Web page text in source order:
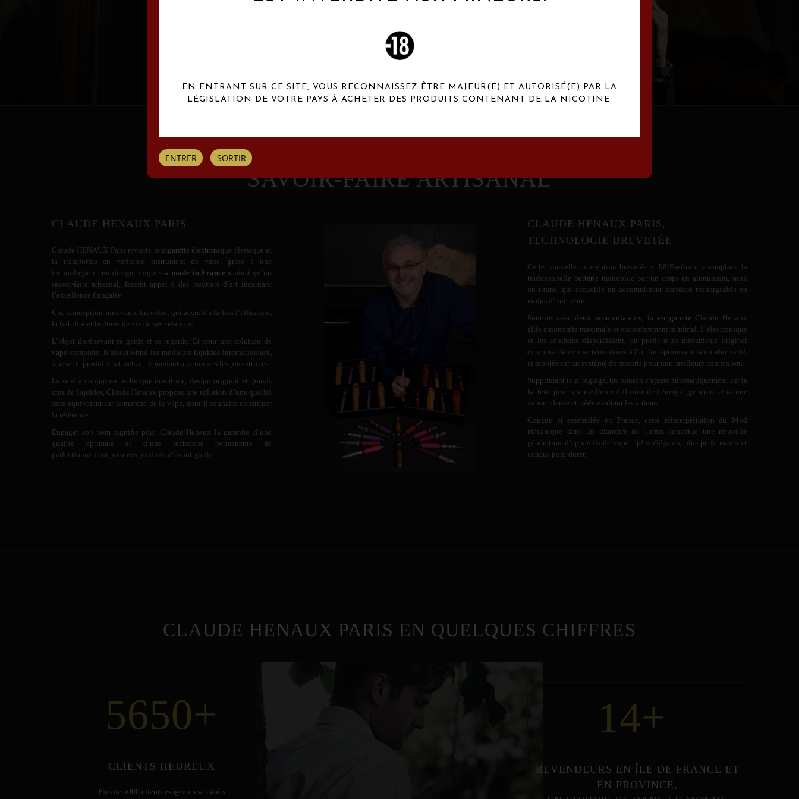
SAVOIR-FAIRE ARTISANAL
CLAUDE HENAUX PARIS
Claude HENAUX Paris revisite la cigarette électronique classique et
la transforme en véritable instrument de vape, grâce à une
technologie et un design uniques « made in France » ainsi qu’un
savoir-faire artisanal, faisant appel à des ouvriers d’art incarnant
l’excellence française.
Une conception innovante brevetée, qui accroît à la fois l’efficacité,
la fiabilité et la durée de vie de ses créations.
L’objet dorénavant se garde et se regarde. Et pour une solution de
vape complète, il sélectionne les meilleurs liquidesinternationaux,
à base de produits naturels et répondant aux normes les plus strictes.
Le seul à conjuguer technique novatrice, design original et grands
crus de liquides, Claude Henaux propose une solution d’une qualité
sans équivalent sur le marché de la vape, dont il souhaite constituer
la référence.
Engager son nom signifie pour Claude Henaux la garantie d’une
qualité optimale et d’une recherche permanente de
perfectionnement pour des produits d’avant-garde.
CLAUDE HENAUX PARIS,
TECHNOLOGIE BREVETÉE
Cette nouvelle conception brevetée « E8/E-nfinite » remplace la
traditionnelle batterie monobloc par un corps en aluminium, inox
ou titane, qui accueille un accumulateur standard rechargeable en
moins d’une heure.
Fournie avec deux accumulateurs , la e-cigarette Claude Henaux
allie autonomie maximale et encombrement minimal. L’électronique
et les soudures disparaissent, au profit d’un mécanisme original
composé de connecteurs dorés à l’or fin optimisant la conductivité,
et montés sur un système de ressorts pour une meilleure connexion.
Supprimant tout réglage, un bouton s’ajuste automatiquement sur la
batterie pour une meilleure diffusion de l’énergie, générant ainsi une
vapeur dense et tiède exaltant les arômes.
Conçue et assemblée en France, cette réinterprétation du Mod
mécanique dans un diamètre de 15mm constitue une nouvelle
génération d’appareils de vape : plus élégants, plus performants et
conçus pour durer.
CLAUDE HENAUX PARIS EN QUELQUES CHIFFRES
5650+
CLIENTS HEUREUX
Plus de 5000 clients exigeants satisfaits
14+
REVENDEURS EN ÎLE DE FRANCE ET
EN PROVINCE,
EN ENTRANT SUR CE SITE, VOUS RECONNAISSEZ ÊTRE MAJEUR(E) ET AUTORISÉ(E) PAR LA
LÉGISLATION DE VOTRE PAYS À ACHETER DES PRODUITS CONTENANT DE LA NICOTINE.
ENTRER SORTIR